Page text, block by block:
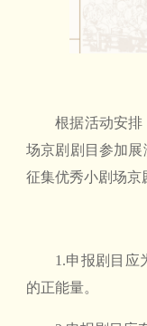
根据活动安排
场京剧剧目参加
征集优秀小剧场京
1.申报剧目应
的正能量。